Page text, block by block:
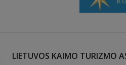
LIETUVOS KAIMO TURIZMO